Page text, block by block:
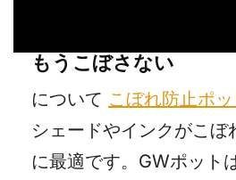
もうこぼさない
について こぼれ防止ポ
シェードやインクがこぼ
に最適です。GWポット